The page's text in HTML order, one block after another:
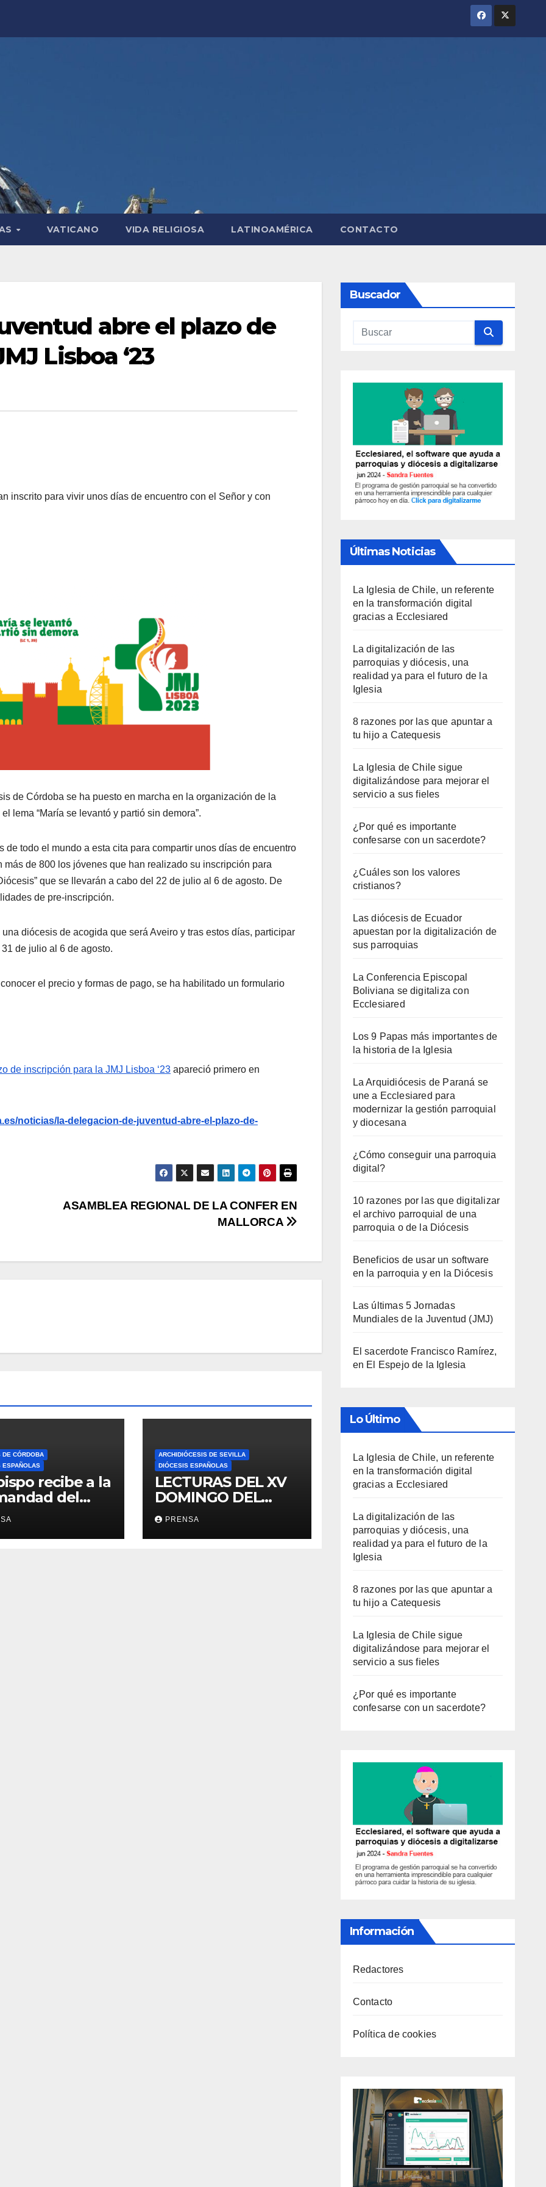
VATICANO VIDA RELIGIOSA LATINOAMÉRICA CONTACTO
abre el plazo de
Lisboa ‘23
inscrito para vivir unos días de encuentro con el Señor y con
de Córdoba se ha puesto en marcha en la organización de la
lema “María se levantó y partió sin demora”.
todo el mundo a esta cita para compartir unos días de encuentro
de 800 los jóvenes que han realizado su inscripción para
que se llevarán a cabo del 22 de julio al 6 de agosto. De
de pre-inscripción.
diócesis de acogida que será Aveiro y tras estos días, participar
de julio al 6 de agosto.
el precio y formas de pago, se ha habilitado un formulario
de inscripción para la JMJ Lisboa ‘23 apareció primero en
noticias/la-delegacion-de-juventud-abre-el-plazo-de-
ASAMBLEA REGIONAL DE LA CONFER EN
MALLORCA
DE CÓRDOBA
ESPAÑOLAS
recibe a la
del
ARCHIDIÓCESIS DE SEVILLA
DIÓCESIS ESPAÑOLAS
LECTURAS DEL XV
DOMINGO DEL
TIEMPO
ORDINARIO (A)
PRENSA
Buscador
Últimas Noticias
La Iglesia de Chile, un referente
en la transformación digital
gracias a Ecclesiared
La digitalización de las
parroquias y diócesis, una
realidad ya para el futuro de la
Iglesia
8 razones por las que apuntar a
tu hijo a Catequesis
La Iglesia de Chile sigue
digitalizándose para mejorar el
servicio a sus fieles
¿Por qué es importante
confesarse con un sacerdote?
¿Cuáles son los valores
cristianos?
Las diócesis de Ecuador
apuestan por la digitalización de
sus parroquias
La Conferencia Episcopal
Boliviana se digitaliza con
Ecclesiared
Los 9 Papas más importantes de
la historia de la Iglesia
La Arquidiócesis de Paraná se
une a Ecclesiared para
modernizar la gestión parroquial
y diocesana
¿Cómo conseguir una parroquia
digital?
10 razones por las que digitalizar
el archivo parroquial de una
parroquia o de la Diócesis
Beneficios de usar un software
en la parroquia y en la Diócesis
Las últimas 5 Jornadas
Mundiales de la Juventud (JMJ)
El sacerdote Francisco Ramírez,
en El Espejo de la Iglesia
Lo Último
La Iglesia de Chile, un referente
en la transformación digital
gracias a Ecclesiared
La digitalización de las
parroquias y diócesis, una
realidad ya para el futuro de la
Iglesia
8 razones por las que apuntar a
tu hijo a Catequesis
La Iglesia de Chile sigue
digitalizándose para mejorar el
servicio a sus fieles
¿Por qué es importante
confesarse con un sacerdote?
Información
Redactores
Contacto
Política de cookies